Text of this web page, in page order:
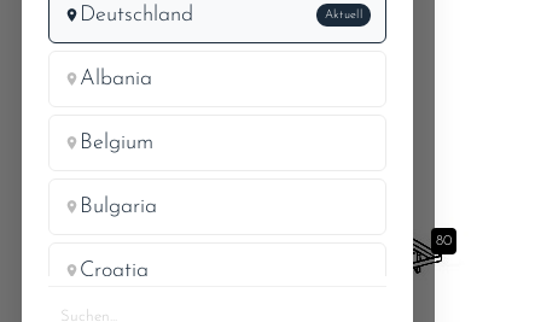
Pagode W113
MB 230SL 113.042
80
Deutschland Aktuell
Albania
Belgium
Bulgaria
Croatia